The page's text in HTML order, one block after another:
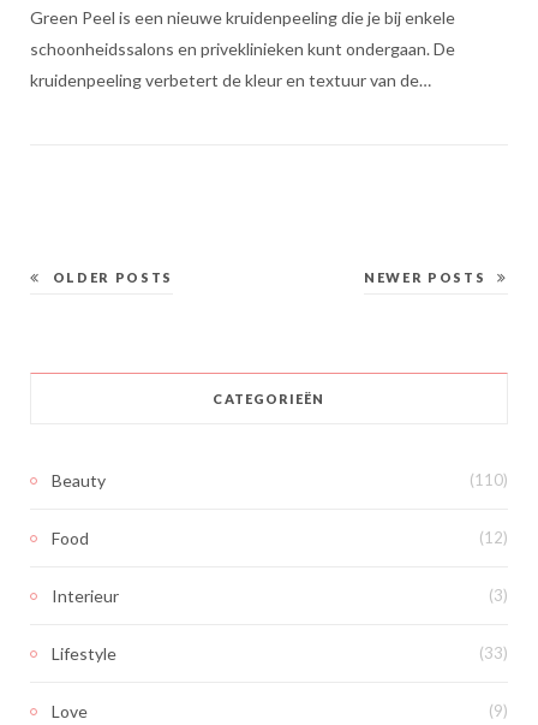
Green Peel is een nieuwe kruidenpeeling die je bij enkele
schoonheidssalons en priveklinieken kunt ondergaan. De
kruidenpeeling verbetert de kleur en textuur van de…
OLDER POSTS NEWER POSTS
CATEGORIEËN
Beauty (110)
Food (12)
Interieur (3)
Lifestyle (33)
Love (9)